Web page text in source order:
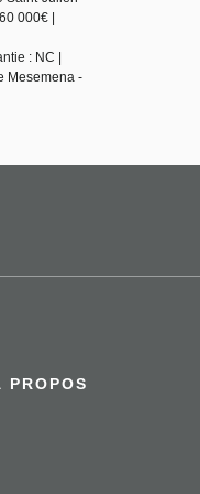
000€ |
: NC |
Mesemena -
PROPOS